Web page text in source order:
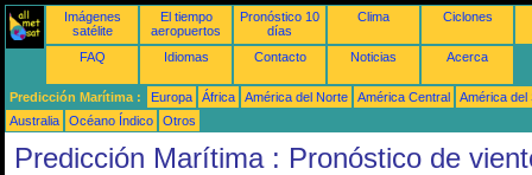
Imágenes
satélite
El tiempo
aeropuertos
Pronóstico 10
días
Clima Ciclones
FAQ Idiomas Contacto Noticias Acerca
Predicción Marítima : Europa África América del Norte América Central
América del
Australia
Océano Índico Otros
Predicción Marítima : Pronóstico de